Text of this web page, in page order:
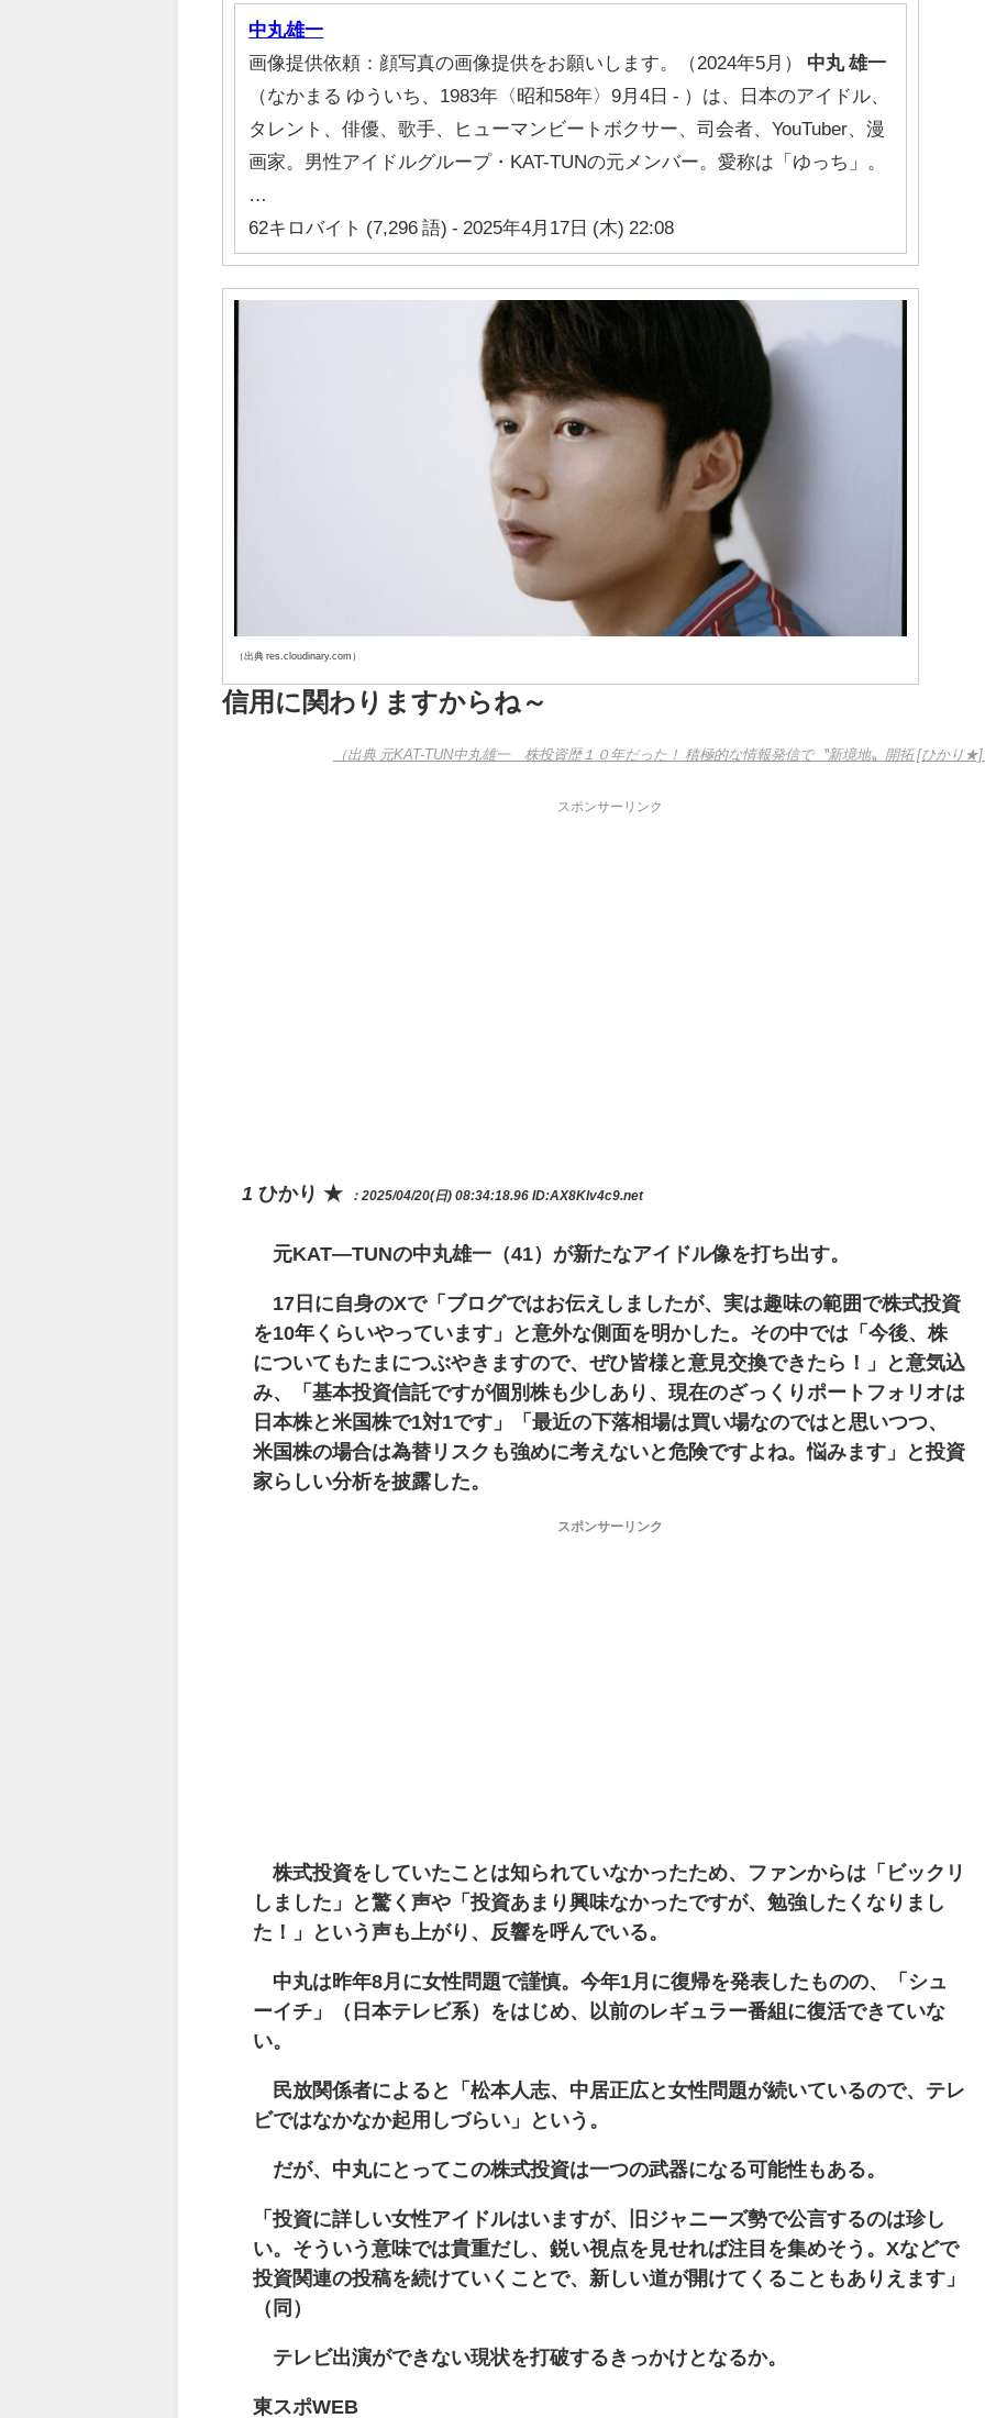
中丸雄一
画像提供依頼：顔写真の画像提供をお願いします。（2024年5月） 中丸 雄一
（なかまる ゆういち、1983年〈昭和58年〉9月4日 - ）は、日本のアイドル、
タレント、俳優、歌手、ヒューマンビートボクサー、司会者、YouTuber、漫
画家。男性アイドルグループ・KAT-TUNの元メンバー。愛称は「ゆっち」。
62キロバイト (7,296 語) - 2025年4月17日 (木) 22:08
（出典 res.cloudinary.com）
信用に関わりますからね～
（出典 元KAT-TUN中丸雄一 株投資歴１０年だった！ 積極的な情報発信で〝新境地〟開拓 [ひかり★]
スポンサーリンク
1 ひかり ★ ：2025/04/20(日) 08:34:18.96ID:AX8Klv4c9.net
元KAT―TUNの中丸雄一（41）が新たなアイドル像を打ち出す。
17日に自身のXで「ブログではお伝えしましたが、実は趣味の範囲で株式投資
を10年くらいやっています」と意外な側面を明かした。その中では「今後、株
についてもたまにつぶやきますので、ぜひ皆様と意見交換できたら！」と意気込
み、「基本投資信託ですが個別株も少しあり、現在のざっくりポートフォリオは
日本株と米国株で1対1です」「最近の下落相場は買い場なのではと思いつつ、
米国株の場合は為替リスクも強めに考えないと危険ですよね。悩みます」と投資
家らしい分析を披露した。
スポンサーリンク
株式投資をしていたことは知られていなかったため、ファンからは「ビックリ
しました」と驚く声や「投資あまり興味なかったですが、勉強したくなりまし
た！」という声も上がり、反響を呼んでいる。
中丸は昨年8月に女性問題で謹慎。今年1月に復帰を発表したものの、「シュ
ーイチ」（日本テレビ系）をはじめ、以前のレギュラー番組に復活できていな
い。
民放関係者によると「松本人志、中居正広と女性問題が続いているので、テレ
ビではなかなか起用しづらい」という。
だが、中丸にとってこの株式投資は一つの武器になる可能性もある。
「投資に詳しい女性アイドルはいますが、旧ジャニーズ勢で公言するのは珍し
い。そういう意味では貴重だし、鋭い視点を見せれば注目を集めそう。Xなどで
投資関連の投稿を続けていくことで、新しい道が開けてくることもありえます」
（同）
テレビ出演ができない現状を打破するきっかけとなるか。
東スポWEB